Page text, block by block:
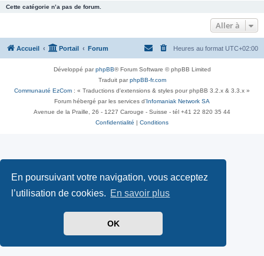
En poursuivant votre navigation, vous acceptez
l’utilisation de cookies. En savoir plus
OK
Cette catégorie n’a pas de forum.
Aller à
Accueil Portail Forum Heures au format UTC+02:00
Développé parphpBB® Forum Software © phpBB Limited
Traduit parphpBB-fr.com
Communauté EzCom : « Traductions d'extensions & styles pour phpBB 3.2.x & 3.3.x »
Forum hébergé par les services d’ Infomaniak Network SA
Avenue de la Praille, 26 - 1227 Carouge - Suisse - tél +41 22 820 35 44
Confidentialité
Conditions